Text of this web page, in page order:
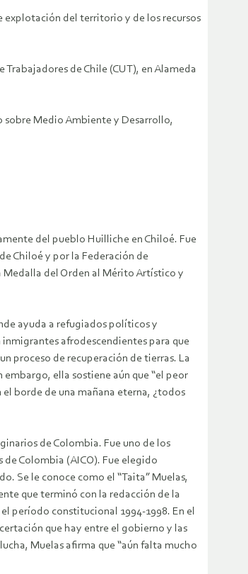
explotación del territorio y de los recursos
de Chile (CUT), en Alameda
sobre Medio Ambiente y Desarrollo,
del pueblo Huilliche en Chiloé. Fue
Chiloé y por la Federación de
Medalla del Orden al Mérito Artístico y
ayuda a refugiados políticos y
afrodescendientes para que
proceso de recuperación de tierras. La
embargo, ella sostiene aún que “el peor
el borde de una mañana eterna, ¿todos
de Colombia. Fue uno de los
de Colombia (AICO). Fue elegido
Se le conoce como el “Taita” Muelas,
que terminó con la redacción de la
período constitucional 1994-1998. En el
que hay entre el gobierno y las
Muelas afirma que “aún falta mucho